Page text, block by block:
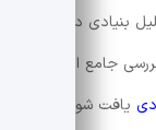
بنیادی در
جامع از
یافت شود.